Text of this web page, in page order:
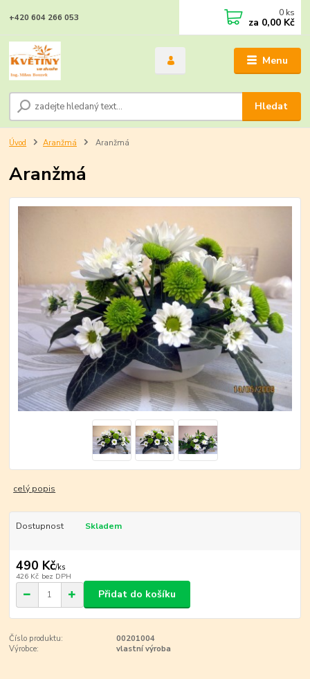
Menu
Hledat
+420 604 266 053 0 ks
za 0,00 Kč
Úvod Aranžmá Aranžmá
Aranžmá
celý popis
Dostupnost Skladem
490 Kč/ks
426 Kč bez DPH
Přidat do košíku
Číslo produktu:
00201004
Výrobce:
vlastní výroba